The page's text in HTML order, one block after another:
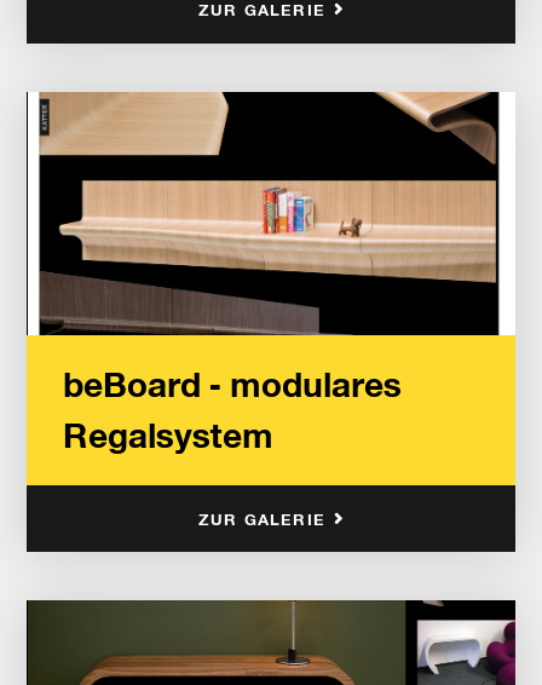
ZUR GALERIE
beBoard - modulares
Regalsystem
ZUR GALERIE